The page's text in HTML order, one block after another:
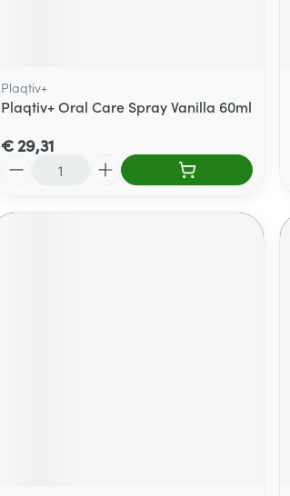
Plaqtiv+
Plaqtiv+ Oral Care Spray Vanilla 60ml
€ 29,31